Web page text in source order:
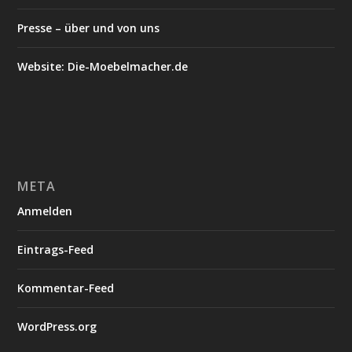
Presse – über und von uns
Website: Die-Moebelmacher.de
META
Anmelden
Eintrags-Feed
Kommentar-Feed
WordPress.org